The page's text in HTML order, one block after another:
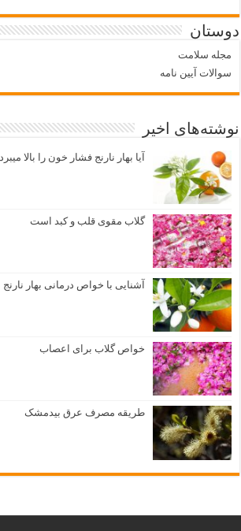
دوستان
مجله سلامت
سوالات آیین نامه
نوشته‌های اخیر
آیا بهار نارنج فشار خون را بالا میبرد
گلاب مقوی قلب و کبد است
آشنایی با خواص درمانی بهار نارنج
خواص گلاب برای اعصاب
طریقه مصرف عرق بیدمشک